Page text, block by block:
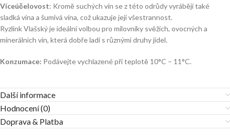
Víceúčelovost: Kromě suchých vín se z této odrůdy vyrábějí také
sladká vína a šumivá vína, což ukazuje její všestrannost.
Ryzlink Vlašský je ideální volbou pro milovníky svěžích, ovocných a
minerálních vín, která dobře ladí s různými druhy jídel.
Konzumace: Podávejte vychlazené při teplotě 10°C – 11°C.
Další informace
Hodnocení (0)
Doprava & Platba